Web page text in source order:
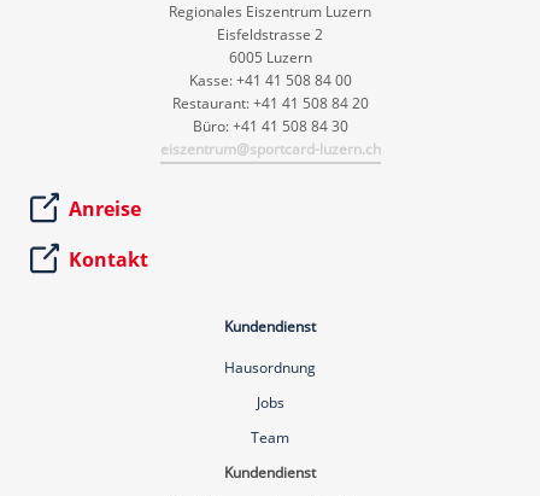
Regionales Eiszentrum Luzern
Eisfeldstrasse 2
6005 Luzern
Kasse: +41 41 508 84 00
Restaurant: +41 41 508 84 20
Büro: +41 41 508 84 30
eiszentrum@sportcard-luzern.ch
Anreise
Kontakt
Kundendienst
Hausordnung
Jobs
Team
Kundendienst